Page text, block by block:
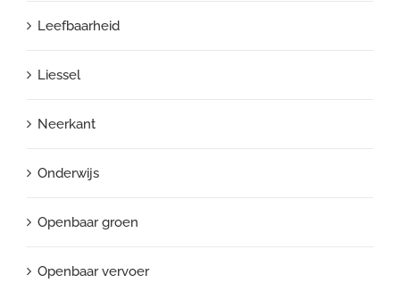
Leefbaarheid
Liessel
Neerkant
Onderwijs
Openbaar groen
Openbaar vervoer